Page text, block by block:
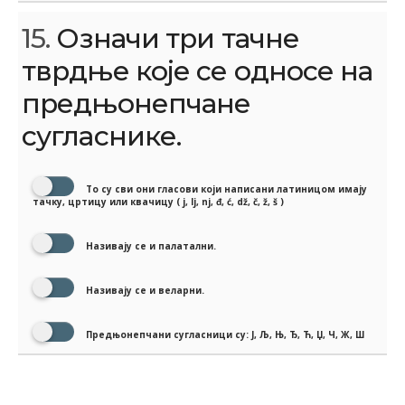
15. Означи три тачне
тврдње које се односе на
предњонепчане
сугласнике.
То су сви они гласови који написани латиницом имају
тачку, цртицу или квачицу ( j, lj, nj, đ, ć, dž, č, ž, š )
Називају се и палатални.
Називају се и веларни.
Предњонепчани сугласници су: Ј, Љ, Њ, Ђ, Ћ, Џ, Ч, Ж, Ш